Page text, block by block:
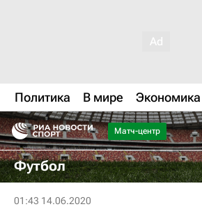
Политика В мире Экономика
Матч-центр
Футбол
01:43 14.06.2020